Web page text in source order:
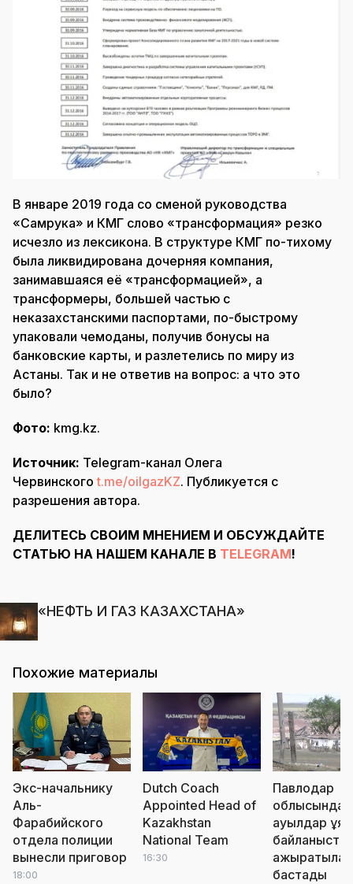
В январе 2019 года со сменой руководства
«Самрука» и КМГ слово «трансформация» резко
исчезло из лексикона. В структуре КМГ по-тихому
была ликвидирована дочерняя компания,
занимавшаяся её «трансформацией», а
трансформеры, большей частью с
неказахстанскими паспортами, по-быстрому
упаковали чемоданы, получив бонусы на
банковские карты, и разлетелись по миру из
Астаны. Так и не ответив на вопрос: а что это
было?
Фото: kmg.kz.
Источник: Telegram-канал Олега
Червинскогоt.me/oilgazKZ. Публикуется с
разрешения автора.
ДЕЛИТЕСЬ СВОИМ МНЕНИЕМ И ОБСУЖДАЙТЕ
СТАТЬЮ НА НАШЕМ КАНАЛЕ В TELEGRAM!
«НЕФТЬ И ГАЗ КАЗАХСТАНА»
Похожие материалы
Экс-начальнику
Аль-
Фарабийского
отдела полиции
вынесли приговор
18:00
Dutch Coach
Appointed Head of
Kazakhstan
National Team
16:30
Павлодар
облысында
ауылдар
байланыстан
ажыратыла
бастады